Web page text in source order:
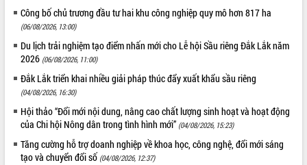
xuất khẩu sầu riêng và triển khai quy
định EUDR
Thứ trưởng Bộ Nông nghiệp và Môi
trường Nguyễn Hoàng Hiệp khảo sát
vùng trồng và doanh nghiệp đóng gói
sầu riêng tại Đắk Lắk
Trình diễn nghệ thuật chế biến các
món ăn từ sầu riêng
Đắk Lắk công bố Quy hoạch và xúc
tiến đầu tư tỉnh
Công bố chủ trương đầu tư hai khu công nghiệp quy mô hơn 817 ha
(06/08/2026, 13:00)
Du lịch trải nghiệm tạo điểm nhấn mới cho Lễ hội Sầu riêng Đắk Lắk năm
2026 (06/08/2026, 11:00)
Đắk Lắk triển khai nhiều giải pháp thúc đẩy xuất khẩu sầu riêng
(04/08/2026, 16:30)
Hội thảo “Đổi mới nội dung, nâng cao chất lượng sinh hoạt và hoạt động
của Chi hội Nông dân trong tình hình mới” (04/08/2026, 15:23)
Tăng cường hỗ trợ doanh nghiệp về khoa học, công nghệ, đổi mới sáng
tạo và chuyển đổi số (04/08/2026, 12:37)